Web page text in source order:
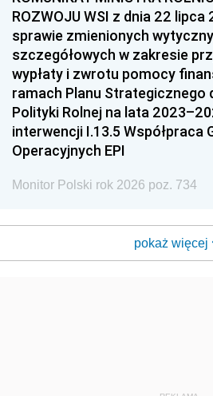
ROZWOJU WSI z dnia 22 lipca
sprawie zmienionych
szczegółowych w zakresie
wypłaty i zwrotu pomocy
ramach Planu Strategicznego
Polityki Rolnej na lata
interwencji I.13.5 Współpraca
Operacyjnych EPI
Monitor Polski rok 2026 poz. 734
pokaż więcej